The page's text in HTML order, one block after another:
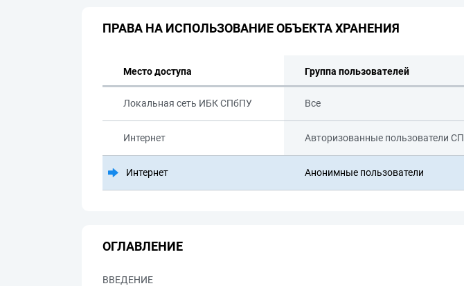
ПРАВА НА ИСПОЛЬЗОВАНИЕ ОБЪЕКТА ХРАНЕНИЯ
Место доступа Группа пользователей
Локальная сеть ИБК СПбПУ Все
Интернет Авторизованные пользователи
Интернет Анонимные пользователи
ОГЛАВЛЕНИЕ
ВВЕДЕНИЕ